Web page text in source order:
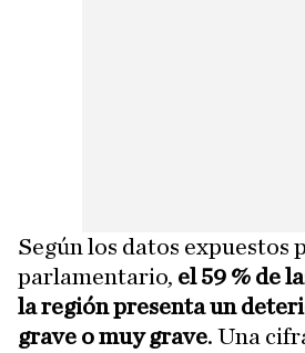
Según los datos expuestos
parlamentario, el 59 % de
la región presenta un
grave o muy grave. Una